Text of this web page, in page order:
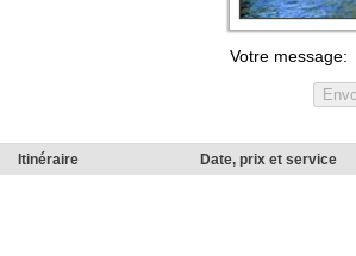
Itinéraire Date, prix et service